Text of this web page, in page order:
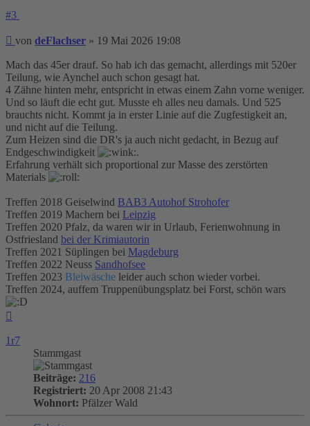
#3
Beitrag
von deFlachser » 19 Mai 2026 19:08
Mach das 45er drauf. So hab ich das gemacht, allerdings mit 520er
Teilung, wie Aynchel auch schon gesagt hat.
4 Zähne hinten mehr, entspricht in etwas einem Zahn vorne weniger.
Und so läuft die echt gut. Musste eh alles neu damals. Und 525
brauchts nicht. Kommt ja in erster Linie auf die Zugfestigkeit an,
und nicht auf die Teilung.
Zum Heizen sind die DR's ja auch nicht gedacht, in Bezug auf
Endgeschwindigkeit
.
Erfahrung verhält sich proportional zur Masse des zerstörten
Materials
Treffen 2018 Geiselwind BAB3 Autohof Strohofer
Treffen 2019 Machern bei Leipzig
Treffen 2020 Pfalz, da waren wir in Urlaub, Ferienwohnung in
Ostfriesland bei der Krimiautorin
Treffen 2021 Süplingen bei Magdeburg
Treffen 2022 Neuss Sandhofsee
Treffen 2023 Bleiwäsche leider auch schon wieder vorbei.
Treffen 2024, auffem Truppenübungsplatz bei Forst, schön wars
1r7
Stammgast
Beiträge: 216
Registriert: 20 Apr 2008 21:43
Wohnort: Pfälzer Wald